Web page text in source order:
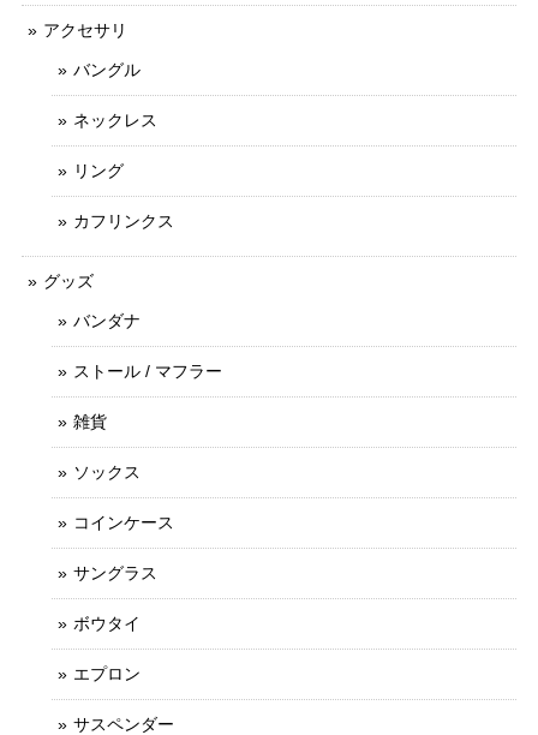
アクセサリ
バングル
ネックレス
リング
カフリンクス
グッズ
バンダナ
ストール / マフラー
雑貨
ソックス
コインケース
サングラス
ボウタイ
エプロン
サスペンダー